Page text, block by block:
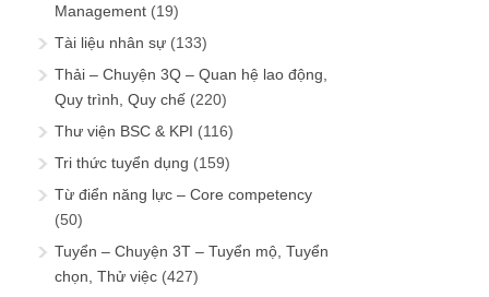
Management (19)
Tài liệu nhân sự (133)
Thải – Chuyện 3Q – Quan hệ lao động,
Quy trình, Quy chế (220)
Thư viện BSC & KPI (116)
Tri thức tuyển dụng (159)
Từ điển năng lực – Core competency
(50)
Tuyển – Chuyện 3T – Tuyển mộ, Tuyển
chọn, Thử việc (427)